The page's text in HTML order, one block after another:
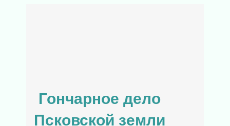
Гончарное дело
Псковской земли